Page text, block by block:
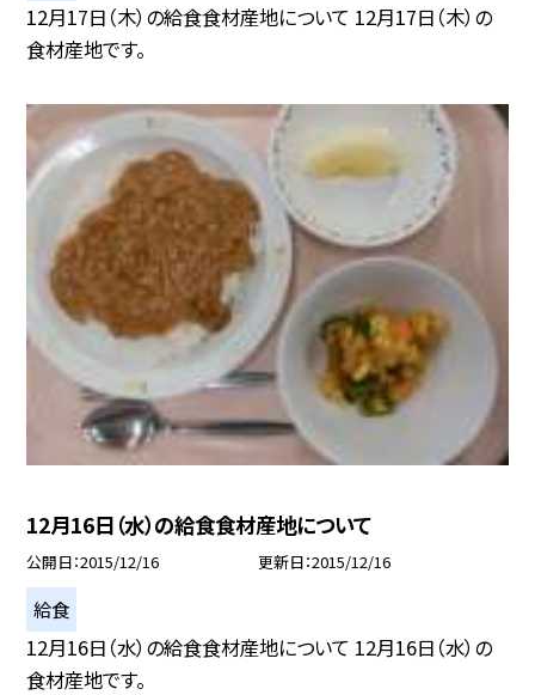
12月17日（木）の給食食材産地について 12月17日（木）の
食材産地です。
12月16日（水）の給食食材産地について
公開日 2015/12/16 更新日 2015/12/16
給食
12月16日（水）の給食食材産地について 12月16日（水）の
食材産地です。